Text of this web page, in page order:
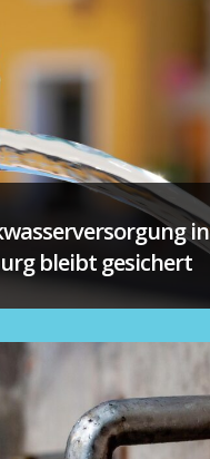
in
bleibt gesichert